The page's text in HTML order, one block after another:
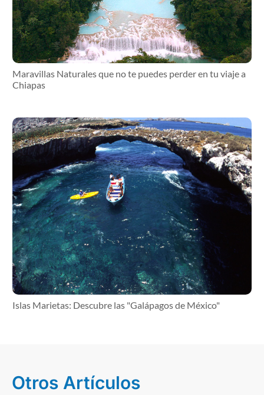
Maravillas Naturales que no te puedes perder en tu viaje a
Chiapas
Islas Marietas: Descubre las "Galápagos de México"
Otros Artículos